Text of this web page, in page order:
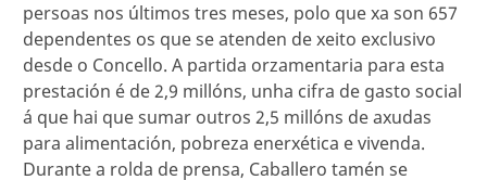
persoas nos últimos tres meses, polo que xa son 657
dependentes os que se atenden de xeito exclusivo
desde o Concello. A partida orzamentaria para esta
prestación é de 2,9 millóns, unha cifra de gasto social
á que hai que sumar outros 2,5 millóns de axudas
para alimentación, pobreza enerxética e vivenda.
Durante a rolda de prensa, Caballero tamén se